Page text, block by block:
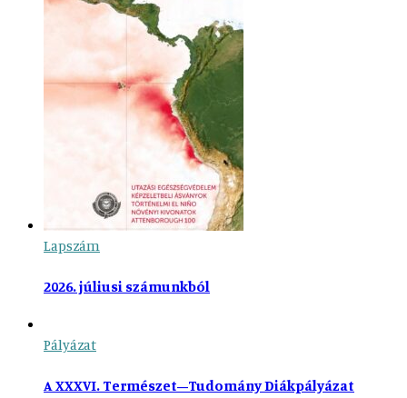
Lapszám
2026. júliusi számunkból
Pályázat
A XXXVI. Természet–Tudomány Diákpályázat